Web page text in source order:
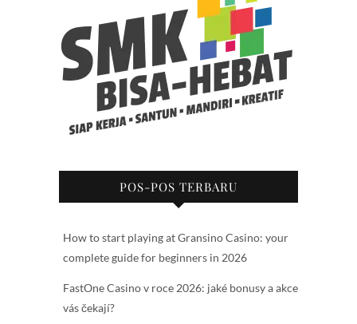
POS-POS TERBARU
How to start playing at Gransino Casino: your
complete guide for beginners in 2026
FastOne Casino v roce 2026: jaké bonusy a akce
vás čekají?